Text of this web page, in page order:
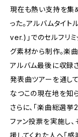
現在も熱い支持を集
った。アルバムタイ
ver.)」でのセルフリ
グ素材から制作。楽
アルバム最後に収録
発表曲ツアーを通し
なつこの現在地を知
さらに、「楽曲総選
ファン投票を実施し
援してくれた人へ「